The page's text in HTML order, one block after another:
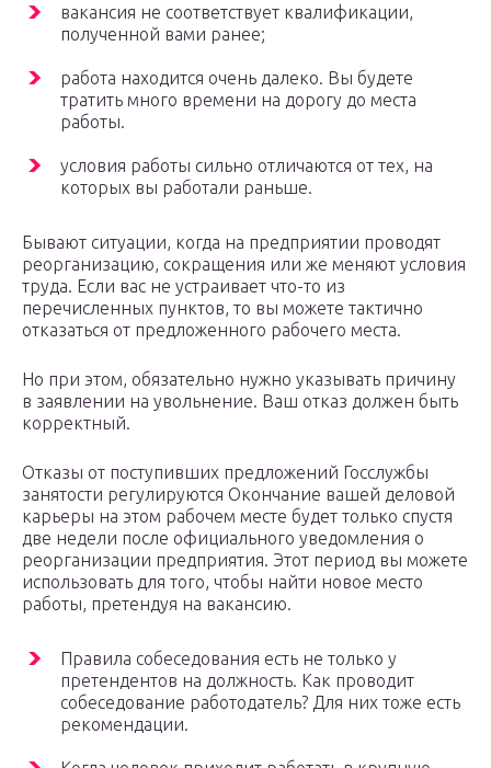
вакансия не соответствует квалификации,
полученной вами ранее;
работа находится очень далеко. Вы будете
тратить много времени на дорогу до места
работы.
условия работы сильно отличаются от тех, на
которых вы работали раньше.
Бывают ситуации, когда на предприятии проводят
реорганизацию, сокращения или же меняют условия
труда. Если вас не устраивает что-то из
перечисленных пунктов, то вы можете тактично
отказаться от предложенного рабочего места.
Но при этом, обязательно нужно указывать причину
в заявлении на увольнение. Ваш отказ должен быть
корректный.
Отказы от поступивших предложений Госслужбы
занятости регулируются Окончание вашей деловой
карьеры на этом рабочем месте будет только спустя
две недели после официального уведомления о
реорганизации предприятия. Этот период вы можете
использовать для того, чтобы найти новое место
работы, претендуя на вакансию.
Правила собеседования есть не только у
претендентов на должность. Как проводит
собеседование работодатель? Для них тоже есть
рекомендации.